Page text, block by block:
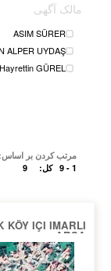
مالک آگهی
ASIM SÜRER
ALPER UYDAŞ
Hayrettin GÜREL
مرتب کردن بر اساس:
1 - 9 کل: 9
KÖY IÇI IMARLI
ARSA